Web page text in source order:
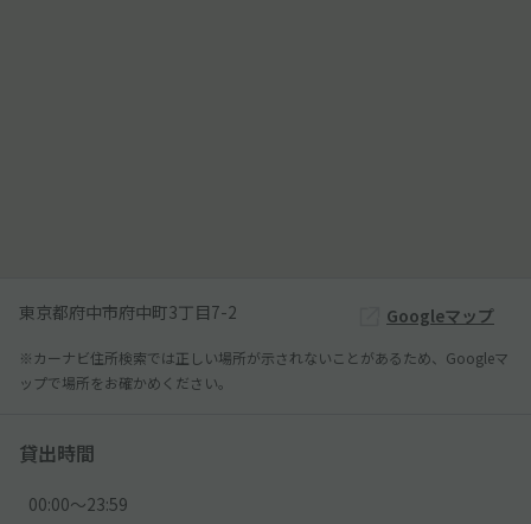
東京都府中市府中町3丁目7-2 Googleマップ
※カーナビ住所検索では正しい場所が示されないことがあるため、Googleマ
ップで場所をお確かめください。
貸出時間
00:00〜23:59